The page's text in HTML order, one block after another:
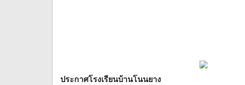
ประกาศโรงเรียนบ้านโนนยาง